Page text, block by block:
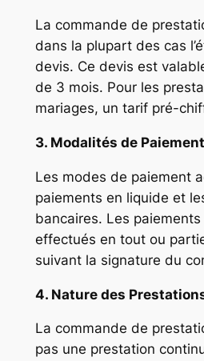
La commande de
dans la plupart des cas
devis. Ce devis est
de 3 mois. Pour les
mariages, un tarif pré-
3. Modalités de Paiement
Les modes de paiement
paiements en liquide et
bancaires. Les
effectués en tout ou
suivant la signature du
4. Nature des
La commande de
pas une prestation